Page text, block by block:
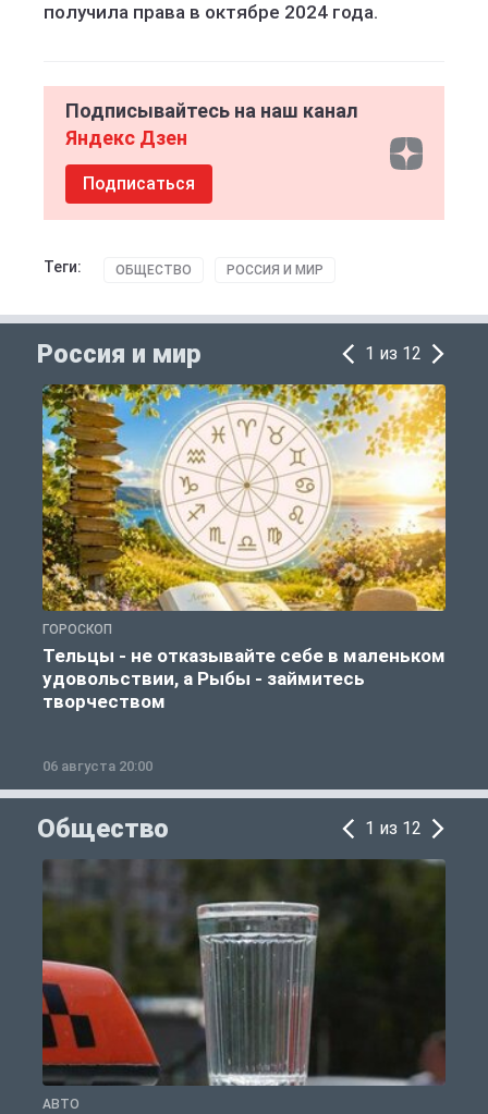
получила права в октябре 2024 года.
Подписывайтесь на наш канал
Яндекс Дзен
Подписаться
Теги: ОБЩЕСТВО РОССИЯ И МИР
Россия и мир 1 из 12
ГОРОСКОП
Тельцы - не отказывайте себе в маленьком
удовольствии, а Рыбы - займитесь
творчеством
06 августа 20:00
Общество 1 из 12
АВТО